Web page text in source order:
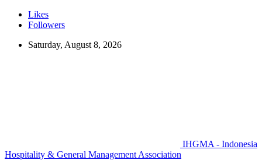
Likes
Followers
Saturday, August 8, 2026
IHGMA - Indonesia
Hospitality & General Management Association